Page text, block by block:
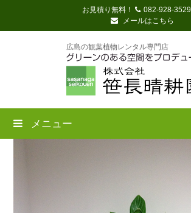
お見積り無料！
082-928-3529
メールはこちら
広島の観葉植物レンタル専門店
メニュー